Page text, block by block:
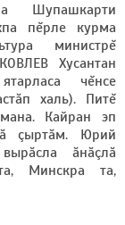
Шупашкарти
пĕрле курма
министрĕ
Хусантан
чĕнсе
халь). Питĕ
Кайран эп
çыртăм. Юрий
ăнăçлă
Минскра та,